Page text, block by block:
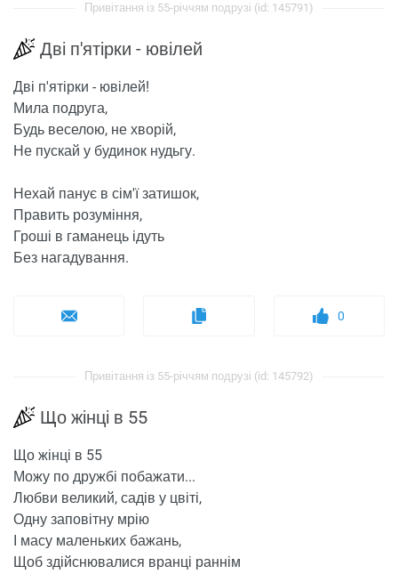
Привітання із 55-річчям подрузі (id: 145791)
Дві п'ятірки - ювілей
Дві п'ятірки - ювілей!
Мила подруга,
Будь веселою, не хворій,
Не пускай у будинок нудьгу.
Нехай панує в сім'ї затишок,
Править розуміння,
Гроші в гаманець ідуть
Без нагадування.
0
Привітання із 55-річчям подрузі (id: 145792)
Що жінці в 55
Що жінці в 55
Можу по дружбі побажати...
Любви великий, садів у цвіті,
Одну заповітну мрію
І масу маленьких бажань,
Щоб здійснювалися вранці раннім